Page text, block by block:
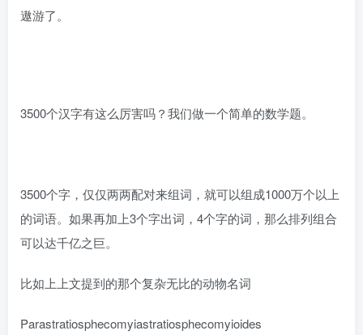
遨游了。
3500个汉字有这么厉害吗？我们做一个简单的数学题。
3500个字，仅仅两两配对来组词，就可以组成1000万个以上
的词语。如果再加上3个字出词，4个字的词，那么排列组合
可以达千亿之巨。
比如上上文提到的那个复杂无比的动物名词
Parastratiosphecomyiastratiosphecomyioides